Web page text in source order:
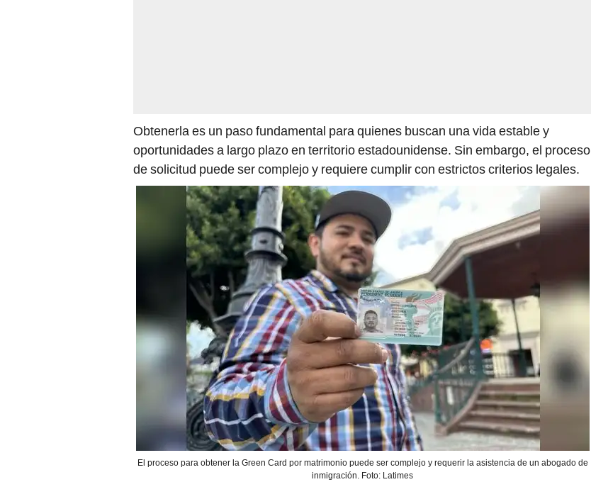
Obtenerla es un paso fundamental para quienes buscan una vida estable y
oportunidades a largo plazo en territorio estadounidense. Sin embargo, el proceso
de solicitud puede ser complejo y requiere cumplir con estrictos criterios legales.
El proceso para obtener la Green Card por matrimonio puede ser complejo y requerir la asistencia de un abogado de
inmigración. Foto: Latimes